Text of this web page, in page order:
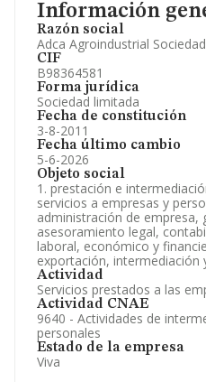
Información
Razón social
Adca Agroindustrial
CIF
B98364581
Forma jurídica
Sociedad limitada
Fecha de constitución
3-8-2011
Fecha último cambio
5-6-2026
Objeto social
1. prestación e
servicios a empresas y
administración de empresa,
asesoramiento legal,
laboral, económico y
exportación, intermediación
Actividad
Servicios prestados a las
Actividad CNAE
9640 - Actividades de
personales
Estado de la empresa
Viva
Artículos de prensa
Información oficial y